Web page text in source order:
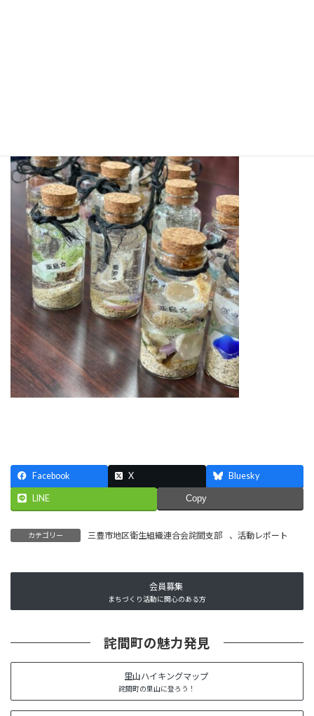
Facebook X Bluesky
LINE Copy
カテゴリー 三豊市地区衛生組織連合会詫間支部 、 活動レポート
会員募集
まちづくり活動に関心のある方
詫間町の魅力発見
里山ハイキングマップ
詫間町の里山に登ろう！